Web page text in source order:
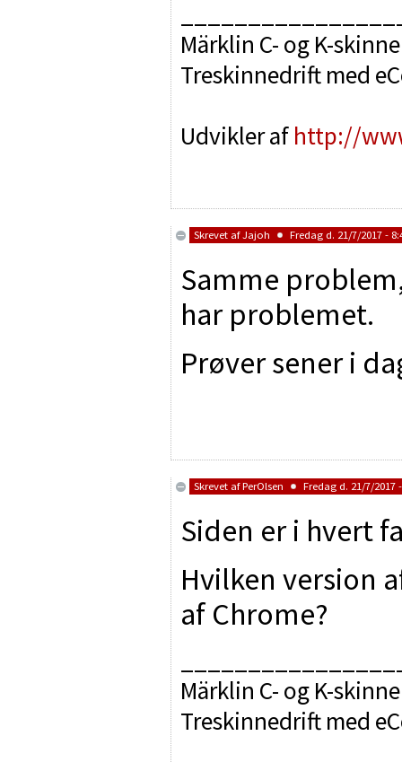
Märklin C- og K-
Treskinnedrift med
Udvikler af http://
Skrevet afJajoh Fredag d. 21/7/2017 -
Samme
har problemet.
Prøver sener i
Skrevet afPerOlsen Fredag d. 21/7/2017
Siden er i hvert
Hvilken version
af Chrome?
Märklin C- og K-
Treskinnedrift med